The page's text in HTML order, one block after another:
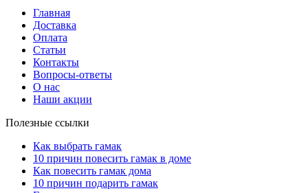
Главная
Доставка
Оплата
Статьи
Контакты
Вопросы-ответы
О нас
Наши акции
Полезные ссылки
Как выбрать гамак
10 причин повесить гамак в доме
Как повесить гамак дома
10 причин подарить гамак